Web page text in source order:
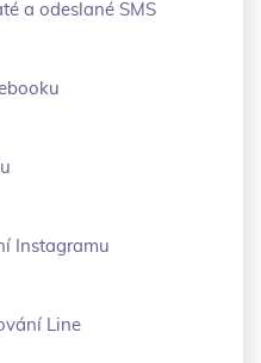
a odeslané SMS
Instagramu
Line